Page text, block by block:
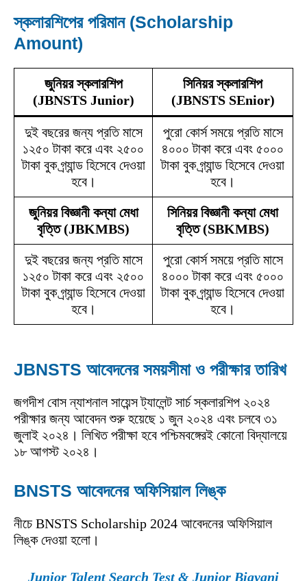
স্কলারশিপের পরিমান (Scholarship
Amount)
জুনিয়র স্কলারশিপ
(JBNSTS Junior)
সিনিয়র স্কলারশিপ
(JBNSTS SEnior)
দুই বছরের জন্য প্রতি মাসে
১২৫০ টাকা করে এবং ২৫০০
টাকা বুক গ্র্যান্ড হিসেবে দেওয়া
হবে।
পুরো কোর্স সময়ে প্রতি মাসে
৪০০০ টাকা করে এবং ৫০০০
টাকা বুক গ্র্যান্ড হিসেবে দেওয়া
হবে।
জুনিয়র বিজ্ঞানী কন্যা মেধা
বৃত্তি (JBKMBS)
সিনিয়র বিজ্ঞানী কন্যা মেধা
বৃত্তি (SBKMBS)
দুই বছরের জন্য প্রতি মাসে
১২৫০ টাকা করে এবং ২৫০০
টাকা বুক গ্র্যান্ড হিসেবে দেওয়া
হবে।
পুরো কোর্স সময়ে প্রতি মাসে
৪০০০ টাকা করে এবং ৫০০০
টাকা বুক গ্র্যান্ড হিসেবে দেওয়া
হবে।
JBNSTS আবেদনের সময়সীমা ও পরীক্ষার তারিখ
জগদীশ বোস ন্যাশনাল সায়েন্স ট্যালেন্ট সার্চ স্কলারশিপ ২০২৪
পরীক্ষার জন্য আবেদন শুরু হয়েছে ১ জুন ২০২৪ এবং চলবে ৩১
জুলাই ২০২৪। লিখিত পরীক্ষা হবে পশ্চিমবঙ্গেরই কোনো বিদ্যালয়ে
১৮ আগস্ট ২০২৪।
BNSTS আবেদনের অফিসিয়াল লিঙ্ক
নীচে BNSTS Scholarship 2024 আবেদনের অফিসিয়াল
লিঙ্ক দেওয়া হলো।
Junior Talent Search Test & Junior Bigyani